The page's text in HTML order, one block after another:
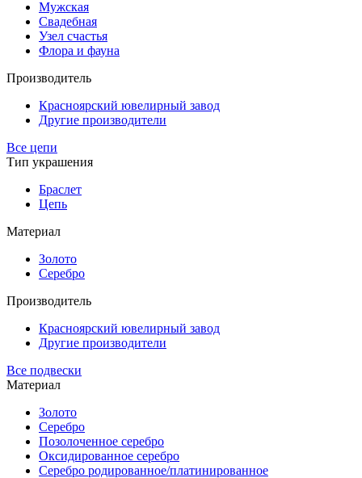
Мужская
Свадебная
Узел счастья
Флора и фауна
Производитель
Красноярский ювелирный завод
Другие производители
Все цепи
Тип украшения
Браслет
Цепь
Материал
Золото
Серебро
Производитель
Красноярский ювелирный завод
Другие производители
Все подвески
Материал
Золото
Серебро
Позолоченное серебро
Оксидированное серебро
Серебро родированное/платинированное